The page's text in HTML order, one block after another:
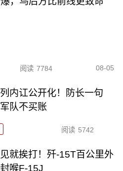
阅读 7784 08-05
内讧公开化！防长一句
队不买账
阅读 5742
就挨打！歼-15T百公里外
喉F-15J